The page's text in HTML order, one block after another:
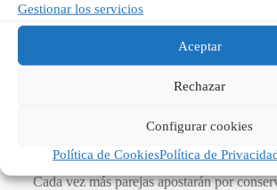
Gestionar los servicios
Aceptar
Rechazar
Configurar cookies
Política de CookiesPolítica de
diseños monocromáticos,
lazos de seda,
inspiración editorial.
Cada ramo reflejará la personalidad de la
9. Flores preservadas y recuerdos eternos
Cada vez más parejas apostarán por